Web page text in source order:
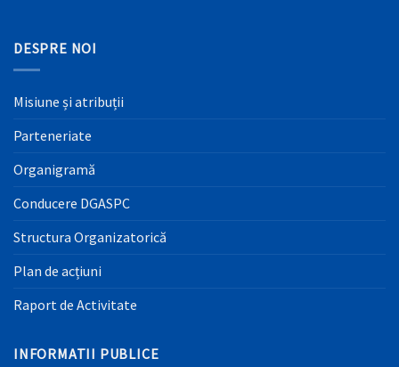
DESPRE NOI
Misiune și atribuții
Parteneriate
Organigramă
Conducere DGASPC
Structura Organizatorică
Plan de acțiuni
Raport de Activitate
INFORMATII PUBLICE